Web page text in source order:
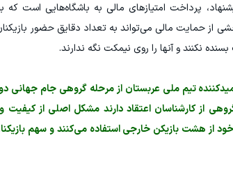
پرداخت امتیازهای مالی به باشگاه‌هایی است
از حمایت مالی می‌تواند به تعداد دقایق حضور
نکنند و آنها را روی نیمکت نگه ندارند.
تیم ملی عربستان از مرحله گروهی جام جهانی
از کارشناسان اعتقاد دارند مشکل اصلی از
از هشت بازیکن خارجی استفاده می‌کنند و سهم